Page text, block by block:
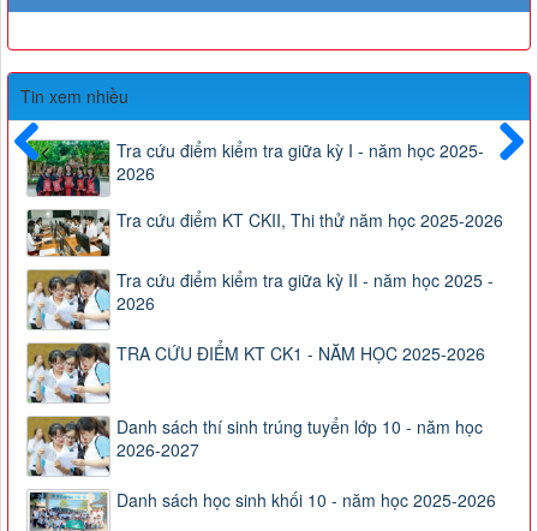
Trước
Tin xem nhiều
Tra cứu điểm kiểm tra giữa kỳ I - năm học 2025-
2026
Tra cứu điểm KT CKII, Thi thử năm học 2025-2026
Tra cứu điểm kiểm tra giữa kỳ II - năm học 2025 -
2026
TRA CỨU ĐIỂM KT CK1 - NĂM HỌC 2025-2026
Danh sách thí sinh trúng tuyển lớp 10 - năm học
2026-2027
Danh sách học sinh khối 10 - năm học 2025-2026